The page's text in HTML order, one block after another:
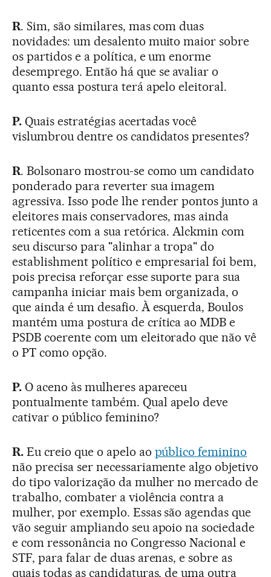
R. Sim, são similares, mas com duas
novidades: um desalento muito maior sobre
os partidos e a política, e um enorme
desemprego. Então há que se avaliar o
quanto essa postura terá apelo eleitoral.
P.Quais estratégias acertadas você
vislumbrou dentre os candidatos presentes?
R. Bolsonaro mostrou-se como um candidato
ponderado para reverter sua imagem
agressiva. Isso pode lhe render pontos junto a
eleitores mais conservadores, mas ainda
reticentes com a sua retórica. Alckmin com
seu discurso para "alinhar a tropa" do
establishment político e empresarial foi bem,
pois precisa reforçar esse suporte para sua
campanha iniciar mais bem organizada, o
que ainda é um desafio. À esquerda, Boulos
mantém uma postura de crítica ao MDB e
PSDB coerente com um eleitorado que não vê
o PT como opção.
P.O aceno às mulheres apareceu
pontualmente também. Qual apelo deve
cativar o público feminino?
R.Eu creio que o apelo ao público feminino
não precisa ser necessariamente algo objetivo
do tipo valorização da mulher no mercado de
trabalho, combater a violência contra a
mulher, por exemplo. Essas são agendas que
vão seguir ampliando seu apoio na sociedade
e com ressonância no Congresso Nacional e
STF, para falar de duas arenas, e sobre as
quais todas as candidaturas, de uma outra